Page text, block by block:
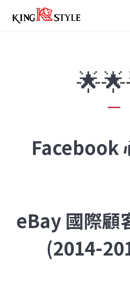
🌟🌟
Facebook
eBay 國際顧
(2014-